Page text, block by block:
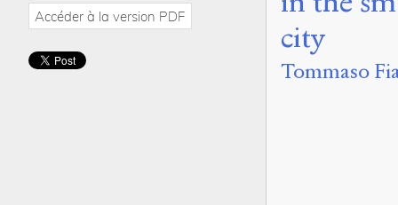
Accéder à la version PDF
city
Tommaso